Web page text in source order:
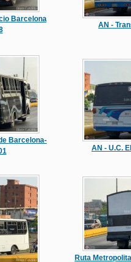
Barcelona
AN -
Barcelona-
AN - U.C.
Ruta